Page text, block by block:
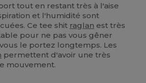
tout en restant très à l'aise
et l'humidité sont
Ce tee shit raglan est très
pour ne pas vous gêner
le portez longtemps. Les
permettent d'avoir une très
mouvement.